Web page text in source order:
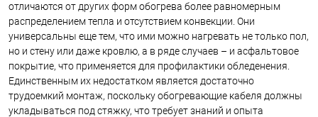
отличаются от других форм обогрева более равномерным
распределением тепла и отсутствием конвекции. Они
универсальны еще тем, что ими можно нагревать не только пол,
но и стену или даже кровлю, а в ряде случаев – и асфальтовое
покрытие, что применяется для профилактики обледенения.
Единственным их недостатком является достаточно
трудоемкий монтаж, поскольку обогревающие кабеля должны
укладываться под стяжку, что требует знаний и опыта